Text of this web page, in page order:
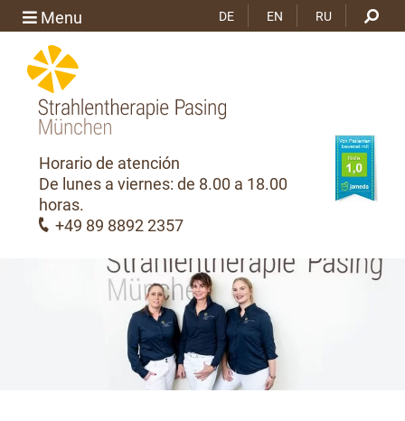
Menu DE EN RU
Horario de atención
De lunes a viernes: de 8.00 a 18.00
horas.
+49 89 8892 2357